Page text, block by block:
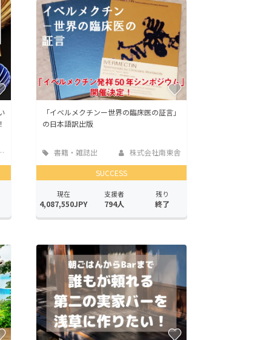
「イベルメクチンー世界の臨床医の証言」
の日本語訳出版
書籍・雑誌出
版
株式会社南東舎
SUCCESS
現在
4,087,550JPY
支援者
794人
残り
終了